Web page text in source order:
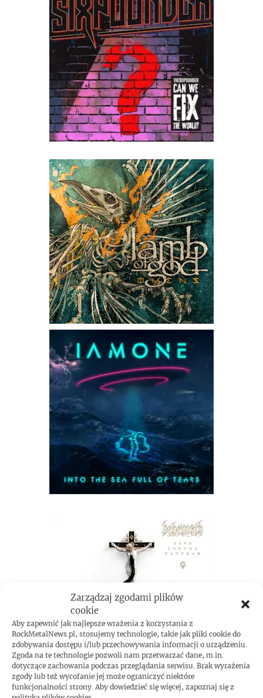
Zarządzaj zgodami plików
cookie
Aby zapewnić jak najlepsze wrażenia z korzystania z
RockMetalNews.pl, stosujemy technologie, takie jak pliki cookie do
zdobywania dostępu i/lub przechowywania informacji o urządzeniu.
Zgoda na te technologie pozwoli nam przetwarzać dane, m.in.
dotyczące zachowania podczas przeglądania serwisu. Brak wyrażenia
zgody lub też wycofanie jej może ograniczyć niektóre
funkcjonalności strony. Aby dowiedzieć się więcej, zapoznaj się z